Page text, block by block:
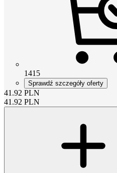
1415
Sprawdź szczegóły oferty
41.92 PLN
41.92 PLN